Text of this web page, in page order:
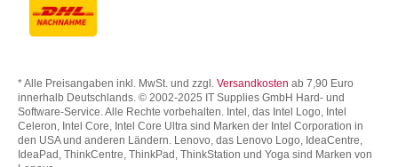
* Alle Preisangaben inkl. MwSt. und zzgl. Versandkosten ab 7,90 Euro
innerhalb Deutschlands. © 2002-2025 IT Supplies GmbH Hard- und
Software-Service. Alle Rechte vorbehalten. Intel, das Intel Logo, Intel
Celeron, Intel Core, Intel Core Ultra sind Marken der Intel Corporation in
den USA und anderen Ländern. Lenovo, das Lenovo Logo, IdeaCentre,
IdeaPad, ThinkCentre, ThinkPad, ThinkStation und Yoga sind Marken von